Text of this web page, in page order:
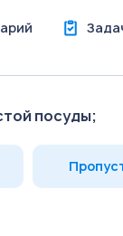
посуды;